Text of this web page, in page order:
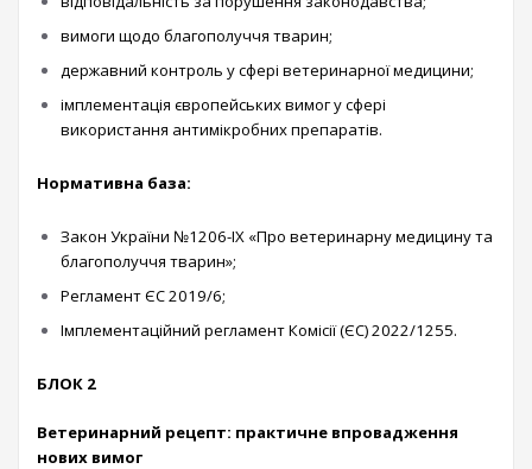
вимоги щодо благополуччя тварин;
державний контроль у сфері ветеринарної медицини;
імплементація європейських вимог у сфері
використання антимікробних препаратів.
Нормативна база:
Закон України №1206-IX «Про ветеринарну медицину та
благополуччя тварин»;
Регламент ЄС 2019/6;
Імплементаційний регламент Комісії (ЄС) 2022/1255.
БЛОК 2
Ветеринарний рецепт: практичне впровадження
нових вимог